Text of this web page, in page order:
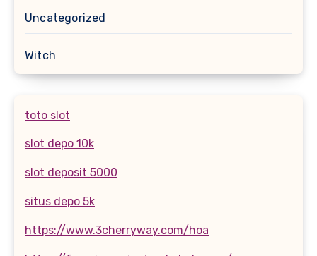
Uncategorized
Witch
toto slot
slot depo 10k
slot deposit 5000
situs depo 5k
https://www.3cherryway.com/hoa